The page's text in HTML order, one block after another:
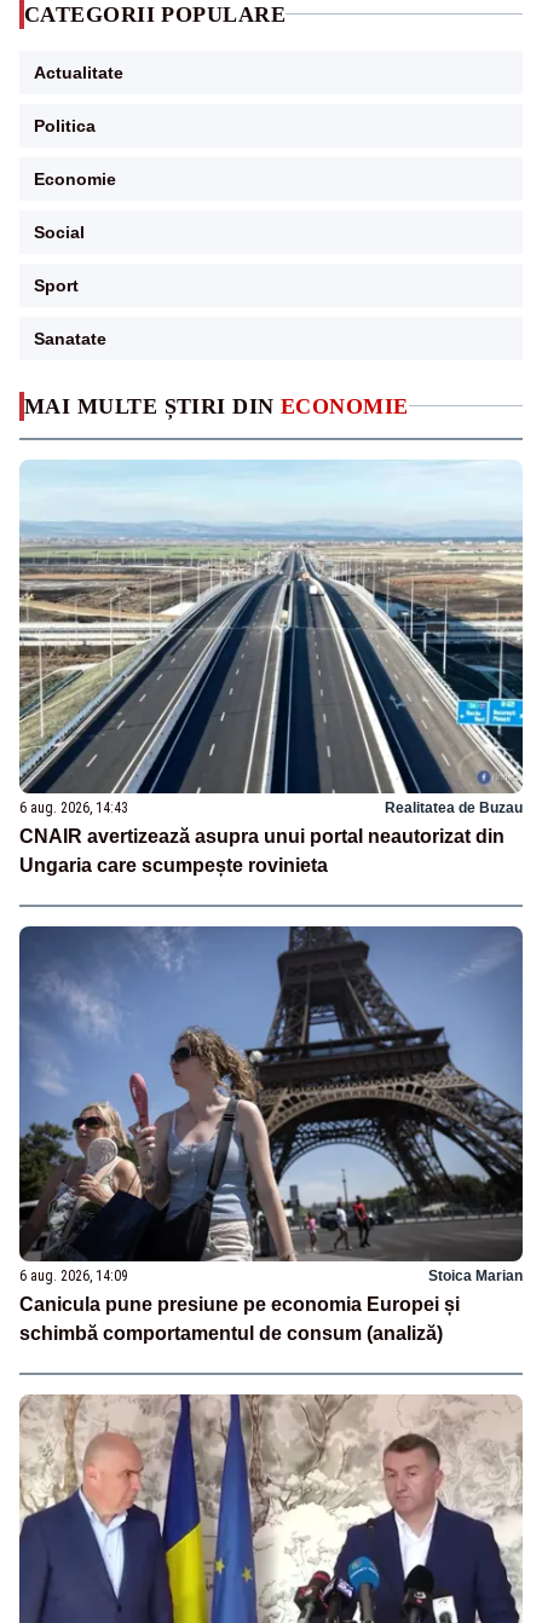
MAI MULTE ȘTIRI DIN ECONOMIE
6 aug. 2026, 14:43 Realitatea de Buzau
CNAIR avertizează asupra unui portal neautorizat din
Ungaria care scumpește rovinieta
6 aug. 2026, 14:09 Stoica Marian
Canicula pune presiune pe economia Europei și
schimbă comportamentul de consum (analiză)
CATEGORII POPULARE
Actualitate
Politica
Economie
Social
Sport
Sanatate